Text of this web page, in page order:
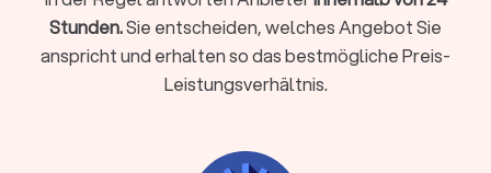
Immobilienbewertung
In die Bewertung von Immobilien fließen verschiedene
Aspekte ein, die ein Laie nicht immer selbst beurteilen kann.
von Erbschaft, Kauf und Verkauf.
Stunden.Sie entscheiden, welches Angebot Sie
anspricht und erhalten so das bestmögliche Preis-
Leistungsverhältnis.